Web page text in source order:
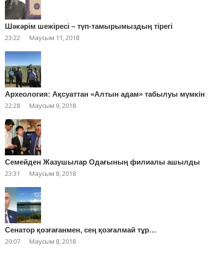
Шәкәрім шежіресі – түп-тамырымыздың тірегі
23:22 Маусым 11, 2018
Археология: Ақсуаттан «Алтын адам» табылуы мүмкін
22:28 Маусым 9, 2018
Cемейден Жазушылар Одағының филиалы ашылды
23:31 Маусым 8, 2018
Сенатор қозғағанмен, сең қозғалмай тұр…
20:07 Маусым 8, 2018